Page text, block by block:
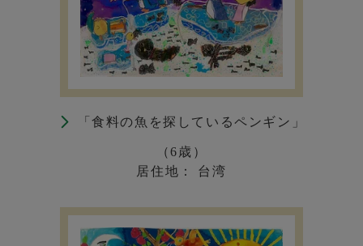
「食料の魚を探しているペンギン」
（6歳）
居住地： 台湾